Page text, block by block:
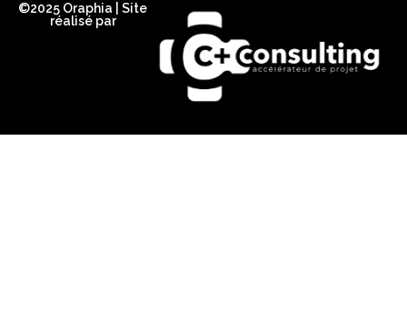
©2025 Oraphia | Site
réalisé par